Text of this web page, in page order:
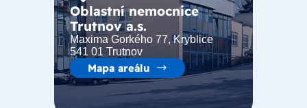
Oblastní nemocnice
Trutnov a.s.
Maxima Gorkého 77, Kryblice
541 01 Trutnov
Mapa areálu